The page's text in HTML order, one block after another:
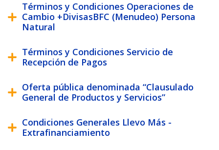
Términos y Condiciones Operaciones de
Cambio +DivisasBFC (Menudeo) Persona
Natural
Términos y Condiciones Servicio de
Recepción de Pagos
Oferta pública denominada “Clausulado
General de Productos y Servicios”
Condiciones Generales Llevo Más -
Extrafinanciamiento